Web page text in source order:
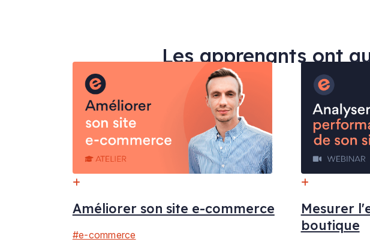
Les apprenants ont
Améliorer son site e-commerce
#e-commerce
Mesurer
boutique